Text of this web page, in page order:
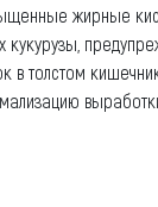
жирные
в толстом